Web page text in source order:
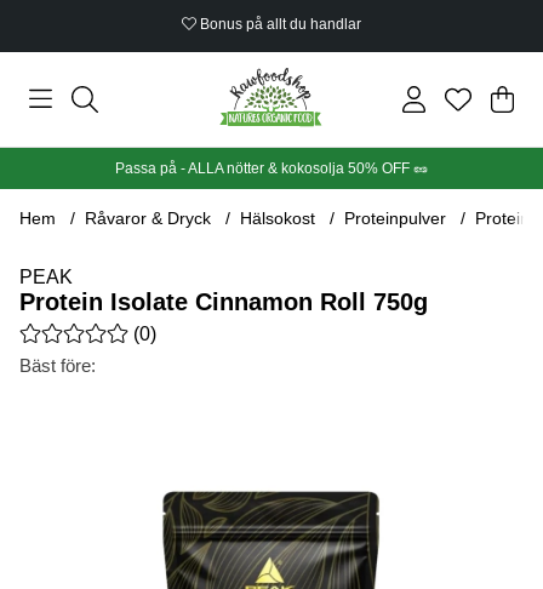
Bonus på allt du handlar
Din
.
Passa på - ALLA nötter & kokosolja 50% OFF 🥜
Hem Råvaror & Dryck Hälsokost Proteinpulver Protein
PEAK
Protein Isolate Cinnamon Roll 750g
Medelbetyg 0 av 5 Antal betyg 0
(0)
Bäst före: